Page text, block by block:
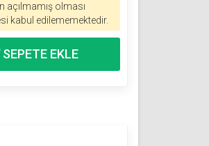
açılmamış olması
kabul edilememektedir.